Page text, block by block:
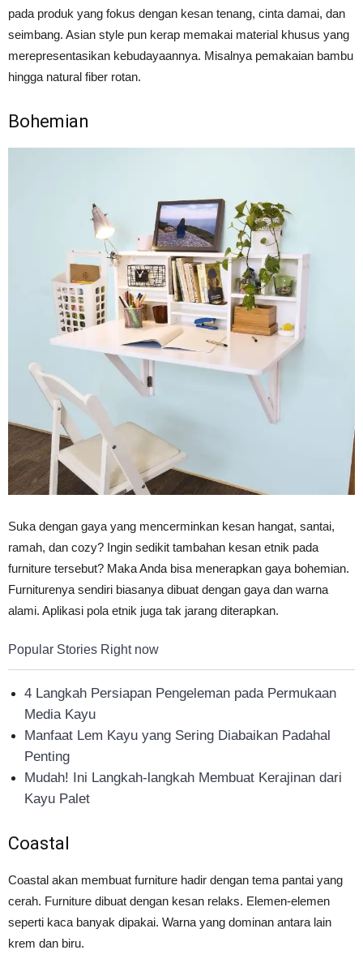
pada produk yang fokus dengan kesan tenang, cinta damai, dan
seimbang. Asian style pun kerap memakai material khusus yang
merepresentasikan kebudayaannya. Misalnya pemakaian bambu
hingga natural fiber rotan.
Bohemian
Suka dengan gaya yang mencerminkan kesan hangat, santai,
ramah, dan cozy? Ingin sedikit tambahan kesan etnik pada
furniture tersebut? Maka Anda bisa menerapkan gaya bohemian.
Furniturenya sendiri biasanya dibuat dengan gaya dan warna
alami. Aplikasi pola etnik juga tak jarang diterapkan.
Popular Stories Right now
4 Langkah Persiapan Pengeleman pada Permukaan
Media Kayu
Manfaat Lem Kayu yang Sering Diabaikan Padahal
Penting
Mudah! Ini Langkah-langkah Membuat Kerajinan dari
Kayu Palet
Coastal
Coastal akan membuat furniture hadir dengan tema pantai yang
cerah. Furniture dibuat dengan kesan relaks. Elemen-elemen
seperti kaca banyak dipakai. Warna yang dominan antara lain
krem dan biru.